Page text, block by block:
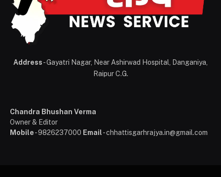
Address- Gayatri Nagar, Near Ashirwad Hospital, Danganiya,
Raipur C.G.
Chandra Bhushan Verma
Owner & Editor
Mobile- 9826237000 Email- chhattisgarhrajya.in@gmail.com